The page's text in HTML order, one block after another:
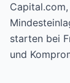
starten bei
und